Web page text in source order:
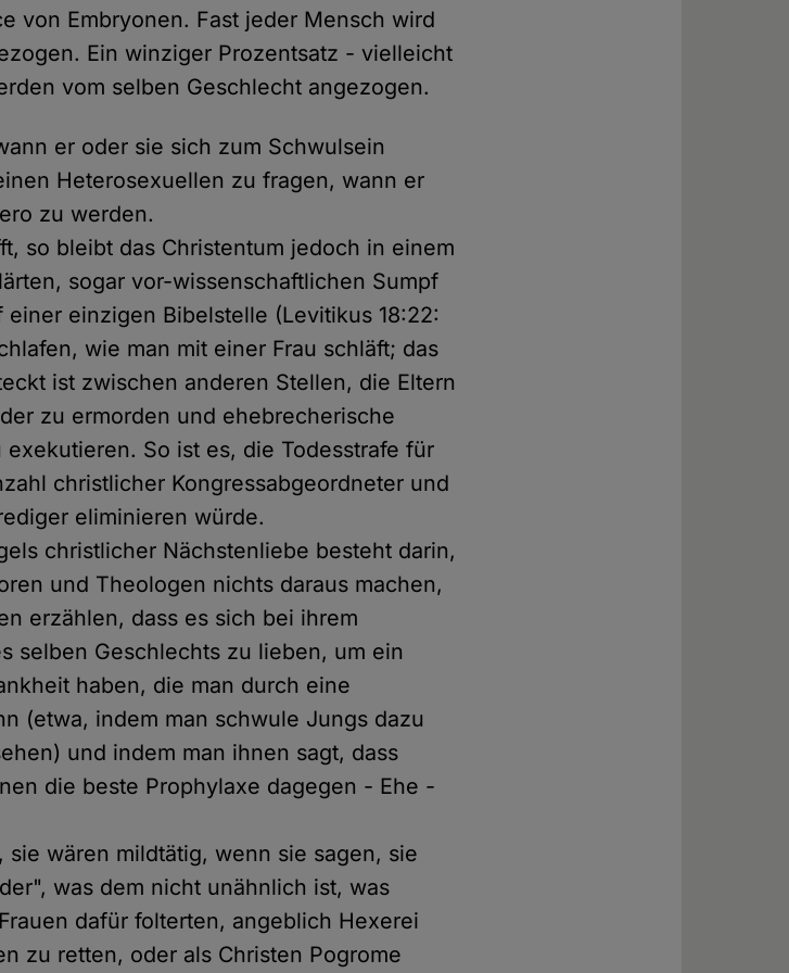
von Embryonen. Fast jeder Mensch wird
Ein winziger Prozentsatz - vielleicht
vom selben Geschlecht angezogen.
er oder sie sich zum Schwulsein
Heterosexuellen zu fragen, wann er
zu werden.
so bleibt das Christentum jedoch in einem
sogar vor-wissenschaftlichen Sumpf
einzigen Bibelstelle (Levitikus 18:22:
wie man mit einer Frau schläft; das
ist zwischen anderen Stellen, die Eltern
zu ermorden und ehebrecherische
So ist es, die Todesstrafe für
christlicher Kongressabgeordneter und
eliminieren würde.
christlicher Nächstenliebe besteht darin,
und Theologen nichts daraus machen,
erzählen, dass es sich bei ihrem
selben Geschlechts zu lieben, um ein
haben, die man durch eine
(etwa, indem man schwule Jungs dazu
und indem man ihnen sagt, dass
die beste Prophylaxe dagegen - Ehe -
wären mildtätig, wenn sie sagen, sie
was dem nicht unähnlich ist, was
dafür folterten, angeblich Hexerei
zu retten, oder als Christen Pogrome